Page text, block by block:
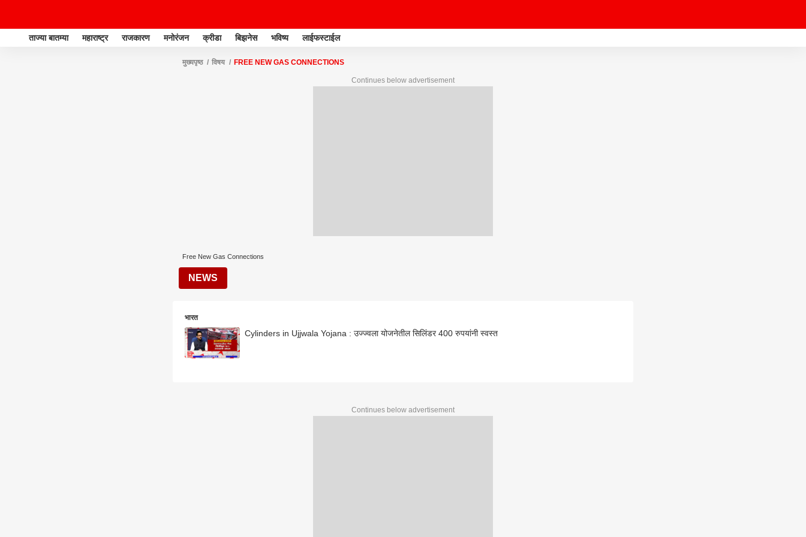
ताज्या बातम्या महाराष्ट्र राजकारण मनोरंजन क्रीडा बिझनेस भविष्य लाईफस्टाईल
मुख्यपृष्ठ विषय FREE NEW GAS CONNECTIONS
Continues below advertisement
Free New Gas Connections
NEWS
भारत
Cylinders in Ujjwala Yojana : उज्ज्वला योजनेतील सिलिंडर 400 रुपयांनी स्वस्त
Continues below advertisement